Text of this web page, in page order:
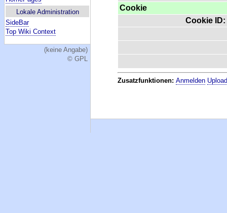
Lokale Administration
SideBar
Top Wiki Context
(keine Angabe)
© GPL
Cookie
Cookie ID:
Zusatzfunktionen:Anmelden